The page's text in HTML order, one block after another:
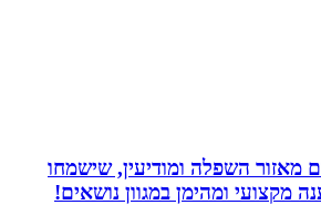
השפלה ומודיעין, שישמחו
ומהימן במגוון נושאים!